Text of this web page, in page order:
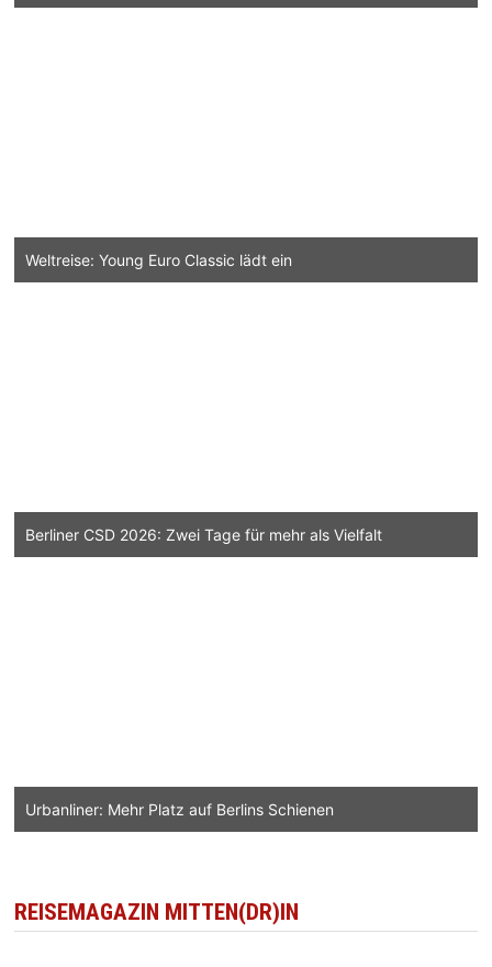
Weltreise: Young Euro Classic lädt ein
Berliner CSD 2026: Zwei Tage für mehr als Vielfalt
Urbanliner: Mehr Platz auf Berlins Schienen
REISEMAGAZIN MITTEN(DR)IN